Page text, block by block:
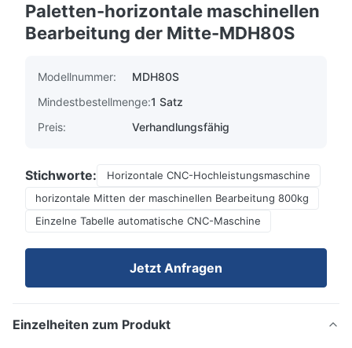
Paletten-horizontale maschinellen
Bearbeitung der Mitte-MDH80S
Modellnummer:
MDH80S
Mindestbestellmenge:1 Satz
Preis:
Verhandlungsfähig
Stichworte:
Horizontale CNC-Hochleistungsmaschine
horizontale Mitten der maschinellen Bearbeitung 800kg
Einzelne Tabelle automatische CNC-Maschine
Jetzt Anfragen
Einzelheiten zum Produkt